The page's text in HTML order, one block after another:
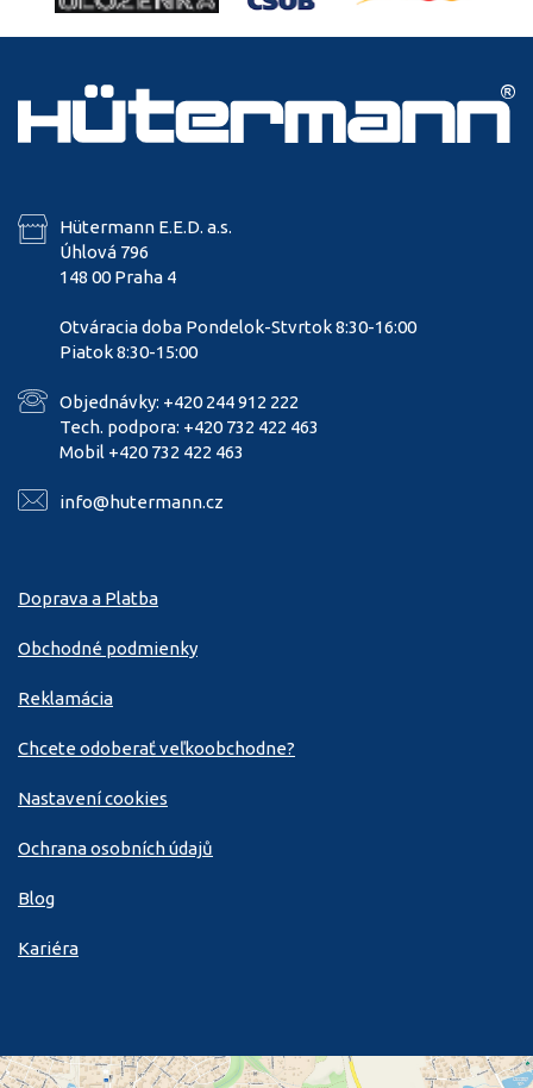
Hütermann E.E.D. a.s.
Úhlová 796
148 00 Praha 4
Otváracia doba Pondelok-Stvrtok 8:30-16:00
Piatok 8:30-15:00
Objednávky: +420 244 912 222
Tech. podpora: +420 732 422 463
Mobil +420 732 422 463
info@hutermann.cz
Doprava a Platba
Obchodné podmienky
Reklamácia
Chcete odoberať veľkoobchodne?
Nastavení cookies
Ochrana osobních údajů
Blog
Kariéra